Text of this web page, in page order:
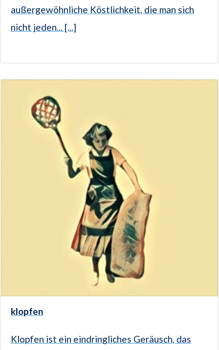
außergewöhnliche Köstlichkeit, die man sich
nicht jeden... [...]
klopfen
Klopfen ist ein eindringliches Geräusch, das